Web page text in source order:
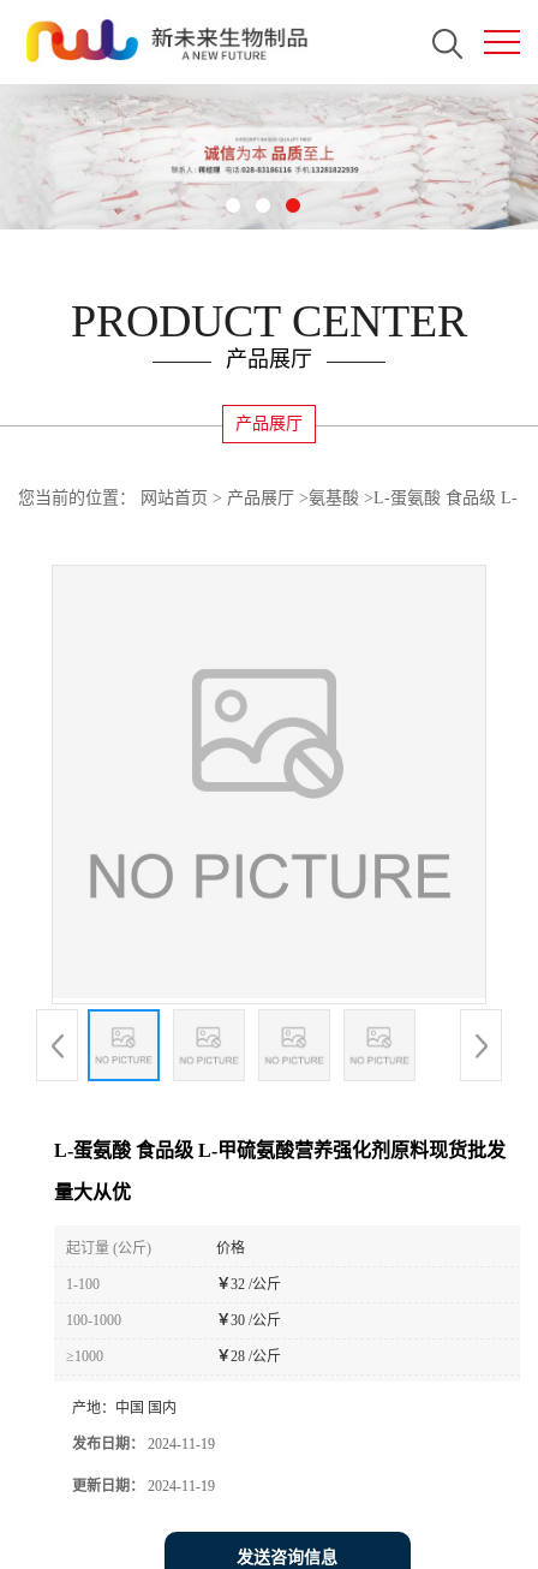
PRODUCT CENTER
产品展厅
产品展厅
您当前的位置： 网站首页 > 产品展厅 >氨基酸 >L-蛋氨酸 食品级 L-
L-蛋氨酸 食品级 L-甲硫氨酸营养强化剂原料现货批发
量大从优
起订量 (公斤) 价格
1-100 ￥32 /公斤
100-1000 ￥30 /公斤
≥1000 ￥28 /公斤
产地： 中国 国内
发布日期： 2024-11-19
更新日期： 2024-11-19
发送咨询信息